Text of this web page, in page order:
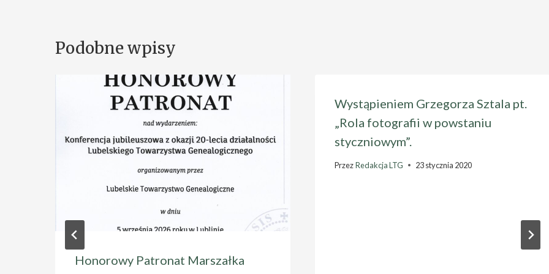
Podobne wpisy
Honorowy Patronat Marszałka
Wystąpieniem Grzegorza Sztala pt.
„Rola fotografii w powstaniu
styczniowym”.
PrzezRedakcja LTG 23 stycznia 2020